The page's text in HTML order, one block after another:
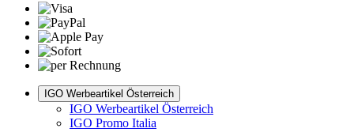
IGO Werbeartikel Österreich
IGO Werbeartikel Österreich
IGO Promo Italia